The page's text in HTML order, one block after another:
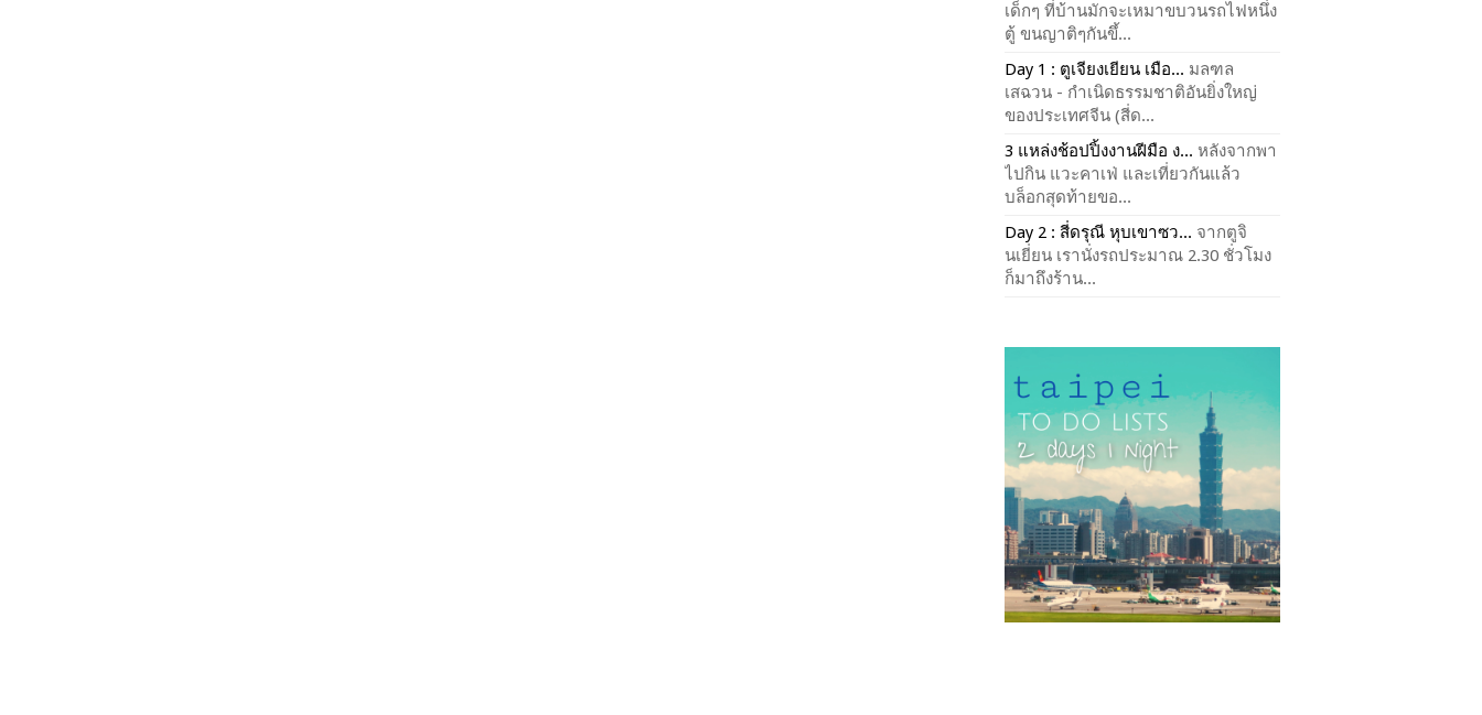
เด็กๆ ที่บ้านมักจะเหมาขบวนรถไฟหนึ่ง
ตู้ ขนญาติๆกันขึ้...
Day 1 : ตูเจียงเยียน เมือ... มลฑล
เสฉวน - กำเนิดธรรมชาติอันยิ่งใหญ่
ของประเทศจีน (สี่ด...
3 แหล่งช้อปปิ้งงานฝีมือ ง... หลังจากพา
ไปกิน แวะคาเฟ่ และเที่ยวกันแล้ว
บล็อกสุดท้ายขอ...
Day 2 : สี่ดรุณี หุบเขาซว... จากตูจิ
นเยี่ยน เรานั่งรถประมาณ 2.30 ชั่วโมง
ก็มาถึงร้าน...